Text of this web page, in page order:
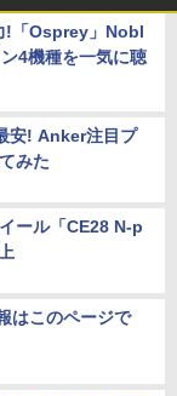
!「Osprey」Nobl
4機種を一気に聴
安! Anker注目プ
みた
ール「CE28 N-p
はこのページで